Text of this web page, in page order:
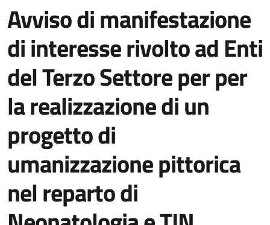
Avviso di manifestazione
di interesse rivolto ad Enti
del Terzo Settore per per
la realizzazione di un
progetto di
umanizzazione pittorica
nel reparto di